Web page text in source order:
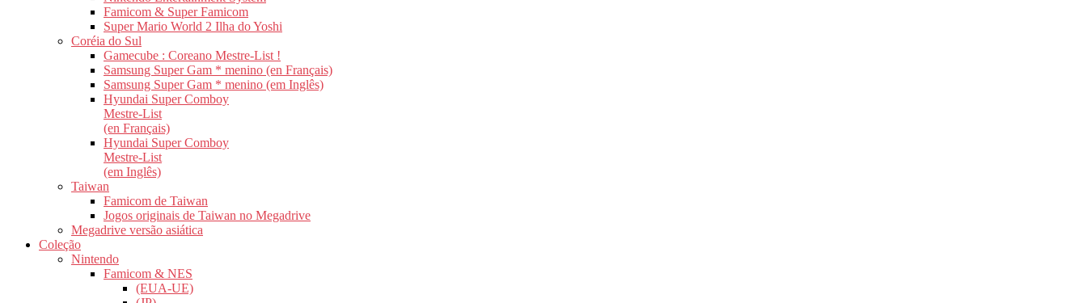
Famicom & Super Famicom
Super Mario World 2 Ilha do Yoshi
Coréia do Sul
Gamecube : Coreano Mestre-List !
Samsung Super Gam * menino (en Français)
Samsung Super Gam * menino (em Inglês)
Hyundai Super Comboy
Mestre-List
(en Français)
Hyundai Super Comboy
Mestre-List
(em Inglês)
Taiwan
Famicom de Taiwan
Jogos originais de Taiwan no Megadrive
Megadrive versão asiática
Coleção
Nintendo
Famicom & NES
(EUA-UE)